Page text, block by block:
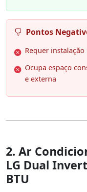
Pontos
Requer
Ocupa espaço
e externa
2. Ar
LG Dual
BTU